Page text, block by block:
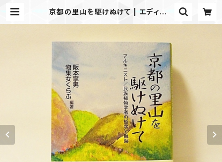
京都の里山を駆けぬけて | エディショ